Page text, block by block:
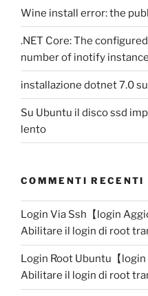
un
documento”
Wine install error: the
.NET Core: The
number of inotify
installazione dotnet 7.0
Su Ubuntu il disco ssd
lento
COMMENTI RECENTI
Login Via Ssh【login
Abilitare il login di root
Login Root Ubuntu【login
Abilitare il login di root